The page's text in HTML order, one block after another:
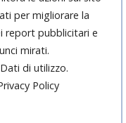
per migliorare la
report pubblicitari e
mirati.
di utilizzo.
Policy